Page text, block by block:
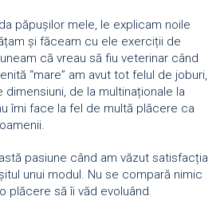
păpușilor mele, le explicam noile
și făceam cu ele exerciții de
că vreau să fiu veterinar când
“mare” am avut tot felul de joburi,
de la multinaționale la
îmi face la fel de multă plăcere ca
pasiune când am văzut satisfacția
unui modul. Nu se compară nimic
plăcere să îi văd evoluând.